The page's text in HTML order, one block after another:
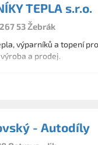
TEPLA s.r.o.
53 Žebrák
výparníků a topení
a prodej.
- Autodíly